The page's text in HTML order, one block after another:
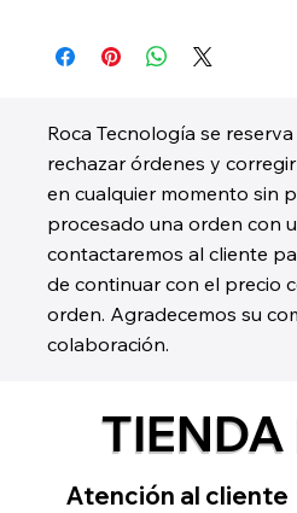
Roca Tecnología se
rechazar órdenes y
en cualquier momento sin
procesado una orden con
contactaremos al cliente
de continuar con el precio
orden. Agradecemos su
colaboración.
Atención al cliente